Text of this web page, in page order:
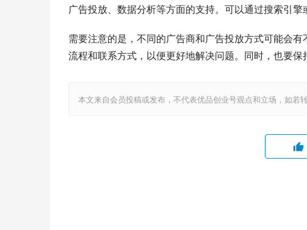
广告投放、数据分析等方面的支持。可以通过搜索引擎
需要注意的是，不同的广告商和广告投放方式可能会
流程和联系方式，以便更好地解决问题。同时，也要保
本文来自会员投稿或发布，不代表优品创业号观点和立场，如